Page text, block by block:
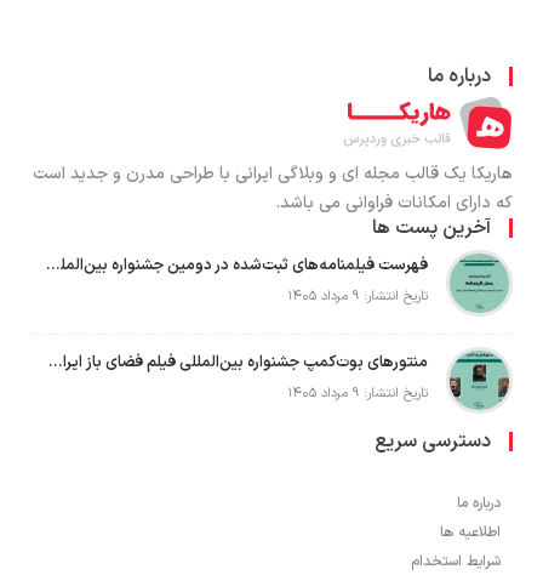
درباره ما
هاریکا یک قالب مجله ای و وبلاگی ایرانی با طراحی مدرن و جدید است
که دارای امکانات فراوانی می باشد.
آخرین پست ها
فهرست فیلمنامه‌های ثبت‌شده در دومین جشنواره بین‌المللی فیلم فضای باز ایران + اسامی
تاریخ انتشار: ۹ مرداد ۱۴۰۵
منتورهای بوت‌کمپ جشنواره بین‌المللی فیلم فضای باز ایران معرفی شدند؛ ساخت یک فیلم کوتاه داستانی در فضای باز
تاریخ انتشار: ۹ مرداد ۱۴۰۵
دسترسی سریع
درباره ما
اطلاعیه ها
شرایط استخدام